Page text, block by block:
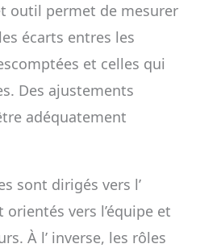
outil permet de mesurer
écarts entres les
et celles qui
Des ajustements
adéquatement
sont dirigés vers l’
vers l’équipe et
À l’ inverse, les rôles